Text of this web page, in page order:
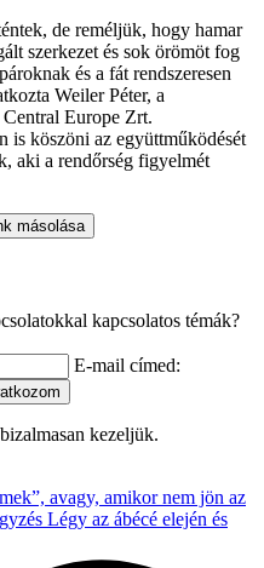
de reméljük, hogy hamar
szerkezet és sok örömöt fog
és a fát rendszeresen
Weiler Péter, a
Europe Zrt.
is köszöni az együttműködését
aki a rendőrség figyelmét
másolása
kapcsolatos témák?
E-mail címed:
kezeljük.
avagy, amikor nem jön az
Légy az ábécé elején és